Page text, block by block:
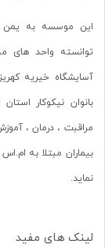
این موسسه به یمن
توانسته واحد های
آسایشگاه خیریه
بانوان نیکوکار
بیماران مبتلا به
نماید.
لینک های مفید